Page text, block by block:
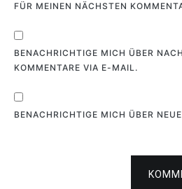
FÜR MEINEN NÄCHSTEN
BENACHRICHTIGE MICH ÜBER
KOMMENTARE VIA E-MAIL.
BENACHRICHTIGE MICH ÜBER